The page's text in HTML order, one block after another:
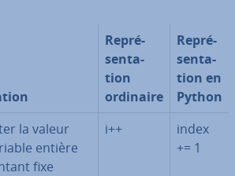
Re­pré­
sen­ta­
tion
ordinaire
Re­pré­
sen­ta­
tion en
Python
la valeur
entière
fixe
i++
index
+= 1